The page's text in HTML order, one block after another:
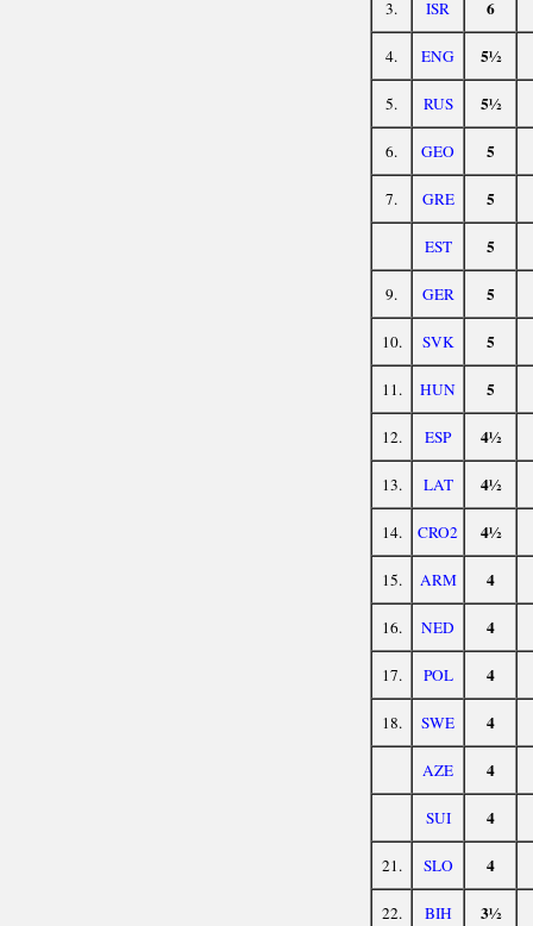
3. ISR 6
4. ENG 5½
5. RUS 5½
6. GEO 5
7. GRE 5
EST 5
9. GER 5
10. SVK 5
11. HUN 5
12. ESP 4½
13. LAT 4½
14. CRO2 4½
15. ARM 4
16. NED 4
17. POL 4
18. SWE 4
AZE 4
SUI 4
21. SLO 4
22. BIH 3½